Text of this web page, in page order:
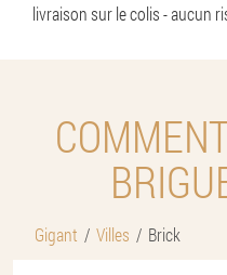
livraison sur le colis - aucun
Gigant Villes Brick